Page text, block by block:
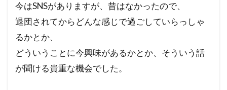
今はSNSがありますが、昔はなかったので、
退団されてからどんな感じで過ごしていらっしゃ
るかとか、
どういうことに今興味があるかとか、そういう話
が聞ける貴重な機会でした。